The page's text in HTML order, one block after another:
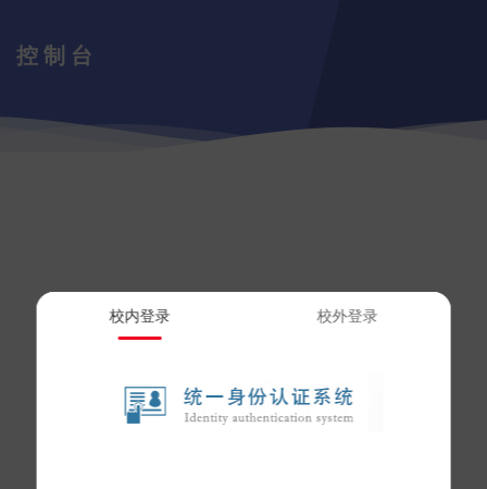
控制台
校内登录 校外登录